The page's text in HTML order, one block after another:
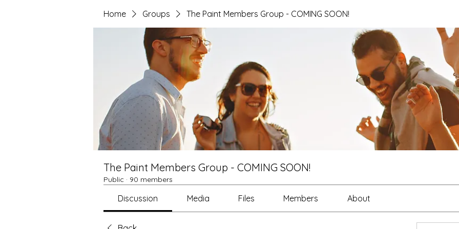
Home Groups The Paint Members Group - COMING SOON!
The Paint Members Group - COMING SOON!
Public · 90 members
Discussion Media Files Members About